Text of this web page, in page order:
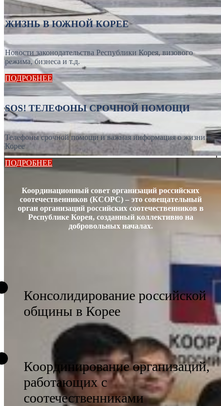
ЖИЗНЬ В ЮЖНОЙ КОРЕЕ
Новости законодательства Республики Корея, визового
режима, бизнеса и т.д.
ПОДРОБНЕЕ
SOS! ТЕЛЕФОНЫ СРОЧНОЙ ПОМОЩИ
Телефоны срочной помощи и важная информация о жизни в
Корее
ПОДРОБНЕЕ
Координационный совет организаций российских
соотечественников (КСОРС) – это совещательный
орган организаций российских соотечественников в
Республике Корея, созданный коллективно на
добровольных началах.
Консолидирование российской
общины в Корее
Координирование организаций,
работающих с
соотечественниками